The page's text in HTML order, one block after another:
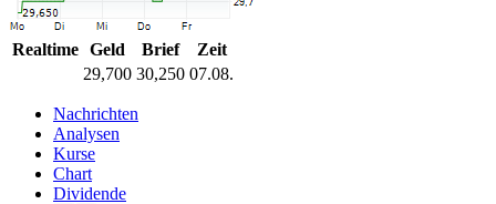
Realtime Geld Brief
Zeit
29,700 30,250 07.08.
Nachrichten
Analysen
Kurse
Chart
Dividende